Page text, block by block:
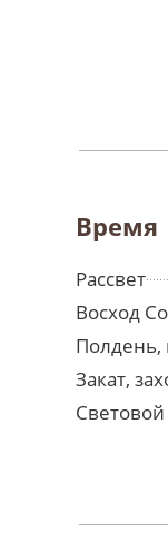
Время
Рассвет
Восход
Полдень,
Закат,